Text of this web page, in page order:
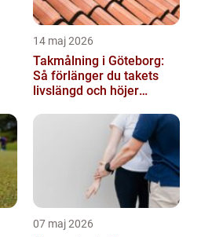
14 maj 2026
Takmålning i Göteborg:
Så förlänger du takets
livslängd och höjer
07 maj 2026